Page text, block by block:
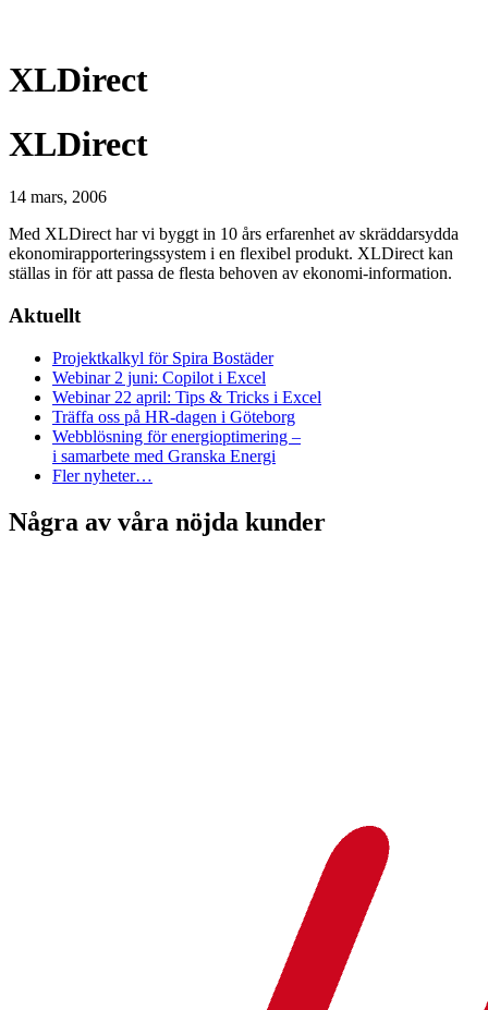
XLDirect
XLDirect
14 mars, 2006
Med XLDirect har vi byggt in 10 års erfarenhet av skräddarsydda
ekonomirapporteringssystem i en flexibel produkt. XLDirect kan
ställas in för att passa de flesta behoven av ekonomi-information.
Aktuellt
Projektkalkyl för Spira Bostäder
Webinar 2 juni: Copilot i Excel
Webinar 22 april: Tips & Tricks i Excel
Träffa oss på HR-dagen i Göteborg
Webblösning för energioptimering –
i samarbete med Granska Energi
Fler nyheter…
Några av våra nöjda kunder